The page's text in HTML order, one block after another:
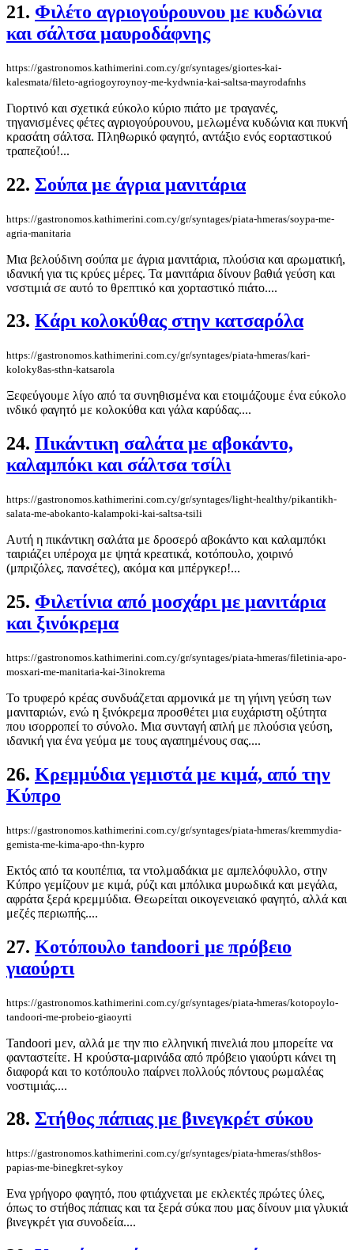
21. Φιλέτο αγριογούρουνου με κυδώνια
και σάλτσα μαυροδάφνης
https://gastronomos.kathimerini.com.cy/gr/syntages/giortes-kai-
kalesmata/fileto-agriogoyroynoy-me-kydwnia-kai-saltsa-mayrodafnhs
Γιορτινό και σχετικά εύκολο κύριο πιάτο με τραγανές,
τηγανισμένες φέτες αγριογούρουνου, μελωμένα κυδώνια και πυκνή
κρασάτη σάλτσα. Πληθωρικό φαγητό, αντάξιο ενός εορταστικού
τραπεζιού!...
22. Σούπα με άγρια μανιτάρια
https://gastronomos.kathimerini.com.cy/gr/syntages/piata-hmeras/soypa-me-
agria-manitaria
Μια βελούδινη σούπα με άγρια μανιτάρια, πλούσια και αρωματική,
ιδανική για τις κρύες μέρες. Τα μανιτάρια δίνουν βαθιά γεύση και
νσστιμιά σε αυτό το θρεπτικό και χορταστικό πιάτο....
23. Κάρι κολοκύθας στην κατσαρόλα
https://gastronomos.kathimerini.com.cy/gr/syntages/piata-hmeras/kari-
koloky8as-sthn-katsarola
Ξεφεύγουμε λίγο από τα συνηθισμένα και ετοιμάζουμε ένα εύκολο
ινδικό φαγητό με κολοκύθα και γάλα καρύδας....
24. Πικάντικη σαλάτα με αβοκάντο,
καλαμπόκι και σάλτσα τσίλι
https://gastronomos.kathimerini.com.cy/gr/syntages/light-healthy/pikantikh-
salata-me-abokanto-kalampoki-kai-saltsa-tsili
Αυτή η πικάντικη σαλάτα με δροσερό αβοκάντο και καλαμπόκι
ταιριάζει υπέροχα με ψητά κρεατικά, κοτόπουλο, χοιρινό
(μπριζόλες, πανσέτες), ακόμα και μπέργκερ!...
25. Φιλετίνια από μοσχάρι με μανιτάρια
και ξινόκρεμα
https://gastronomos.kathimerini.com.cy/gr/syntages/piata-hmeras/filetinia-apo-
mosxari-me-manitaria-kai-3inokrema
Το τρυφερό κρέας συνδυάζεται αρμονικά με τη γήινη γεύση των
μανιταριών, ενώ η ξινόκρεμα προσθέτει μια ευχάριστη οξύτητα
που ισορροπεί το σύνολο. Μια συνταγή απλή με πλούσια γεύση,
ιδανική για ένα γεύμα με τους αγαπημένους σας....
26. Κρεμμύδια γεμιστά με κιμά, από την
Κύπρο
https://gastronomos.kathimerini.com.cy/gr/syntages/piata-hmeras/kremmydia-
gemista-me-kima-apo-thn-kypro
Εκτός από τα κουπέπια, τα ντολμαδάκια με αμπελόφυλλο, στην
Κύπρο γεμίζουν με κιμά, ρύζι και μπόλικα μυρωδικά και μεγάλα,
αφράτα ξερά κρεμμύδια. Θεωρείται οικογενειακό φαγητό, αλλά και
μεζές περιωπής....
27. Κοτόπουλο tandoori με πρόβειο
γιαούρτι
https://gastronomos.kathimerini.com.cy/gr/syntages/piata-hmeras/kotopoylo-
tandoori-me-probeio-giaoyrti
Tandoori μεν, αλλά με την πιο ελληνική πινελιά που μπορείτε να
φανταστείτε. Η κρούστα-μαρινάδα από πρόβειο γιαούρτι κάνει τη
διαφορά και το κοτόπουλο παίρνει πολλούς πόντους ρωμαλέας
νοστιμιάς....
28. Στήθος πάπιας με βινεγκρέτ σύκου
https://gastronomos.kathimerini.com.cy/gr/syntages/piata-hmeras/sth8os-
papias-me-binegkret-sykoy
Ενα γρήγορο φαγητό, που φτιάχνεται με εκλεκτές πρώτες ύλες,
όπως το στήθος πάπιας και τα ξερά σύκα που μας δίνουν μια γλυκιά
βινεγκρέτ για συνοδεία....